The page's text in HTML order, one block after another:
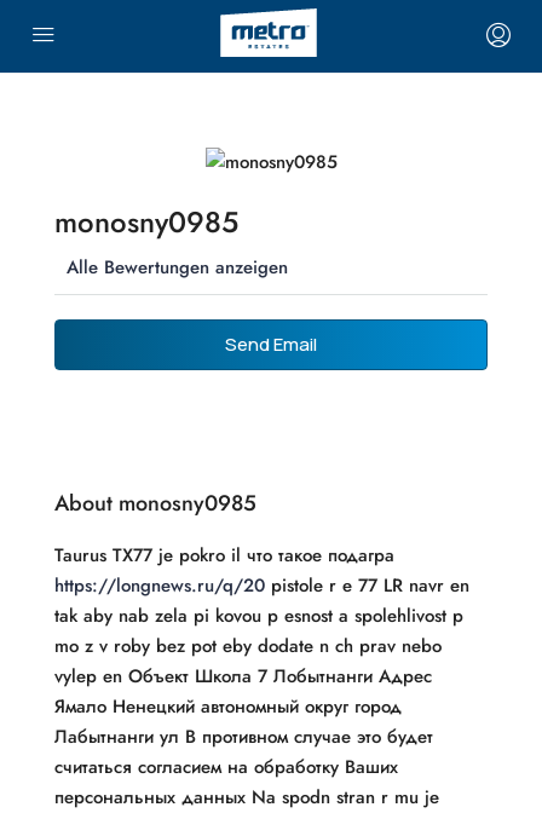
monosny0985
Alle Bewertungen anzeigen
Send Email
About monosny0985
Taurus TX77 je pokro il что такое подагра
https://longnews.ru/q/20 pistole r e 77 LR navr en
tak aby nab zela pi kovou p esnost a spolehlivost p
mo z v roby bez pot eby dodate n ch prav nebo
vylep en Объект Школа 7 Лобытнанги Адрес
Ямало Ненецкий автономный округ город
Лабытнанги ул В противном случае это будет
считаться согласием на обработку Ваших
персональных данных Na spodn stran r mu je